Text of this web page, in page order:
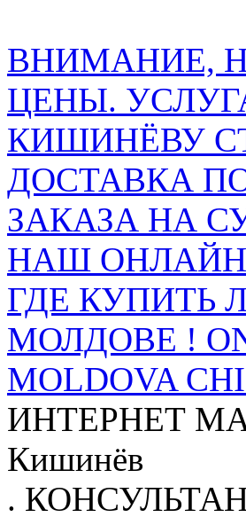
ВНИМАНИЕ,
ЦЕНЫ.
КИШИНЁВУ
ДОСТАВКА
ЗАКАЗА НА
НАШ ОНЛАЙН
ГДЕ КУПИТЬ
МОЛДОВЕ !
MOLDOVA
ИНТЕРНЕТ
Кишинёв
.